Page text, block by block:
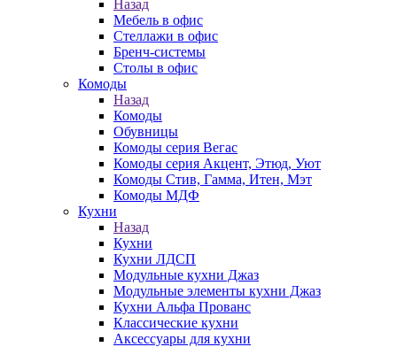
Назад
Мебель в офис
Стеллажи в офис
Бренч-системы
Столы в офис
Комоды
Назад
Комоды
Обувницы
Комоды серия Вегас
Комоды серия Акцент, Этюд, Уют
Комоды Стив, Гамма, Итен, Мэт
Комоды МДФ
Кухни
Назад
Кухни
Кухни ЛДСП
Модульные кухни Джаз
Модульные элементы кухни Джаз
Кухни Альфа Прованс
Классические кухни
Аксессуары для кухни